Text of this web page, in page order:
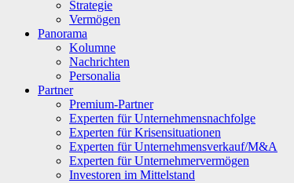
Strategie
Vermögen
Panorama
Kolumne
Nachrichten
Personalia
Partner
Premium-Partner
Experten für Unternehmensnachfolge
Experten für Krisensituationen
Experten für Unternehmensverkauf/M&A
Experten für Unternehmervermögen
Investoren im Mittelstand